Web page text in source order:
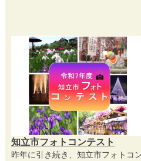
知立市フォトコンテスト
昨年に引き続き、知立市フォトコ